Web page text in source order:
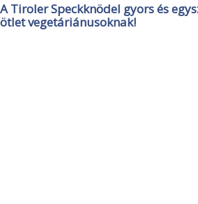
A Tiroler Speckknödel gyors és
ötlet vegetáriánusoknak!